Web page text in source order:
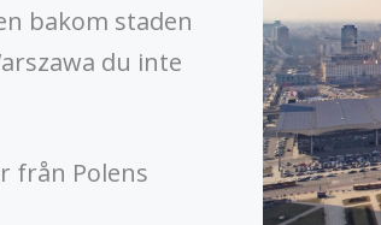
bakom staden
du inte
från Polens